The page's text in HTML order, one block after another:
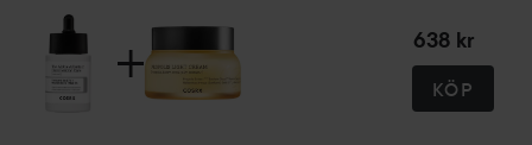
638 kr
KÖP